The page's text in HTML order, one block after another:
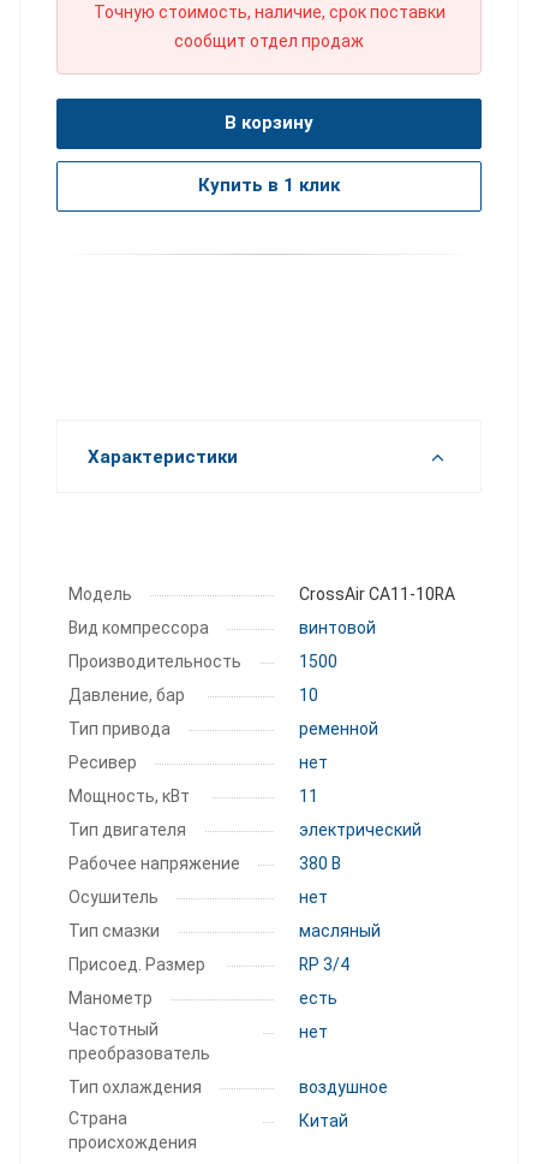
Точную стоимость, наличие, срок поставки
сообщит отдел продаж
В корзину
Купить в 1 клик
Характеристики
Модель
CrossAir CA11-10RA
Вид компрессора
винтовой
Производитель­ность
1500
Давление, бар
10
Тип привода
ременной
Ресивер
нет
Мощность, кВт
11
Тип двигателя
электрический
Рабочее напряжение
380 В
Осушитель
нет
Тип смазки
масляный
Присоед. Размер
RP 3/4
Манометр
есть
Частотный
преобразователь
нет
Тип охлаждения
воздушное
Страна
происхождения
Китай